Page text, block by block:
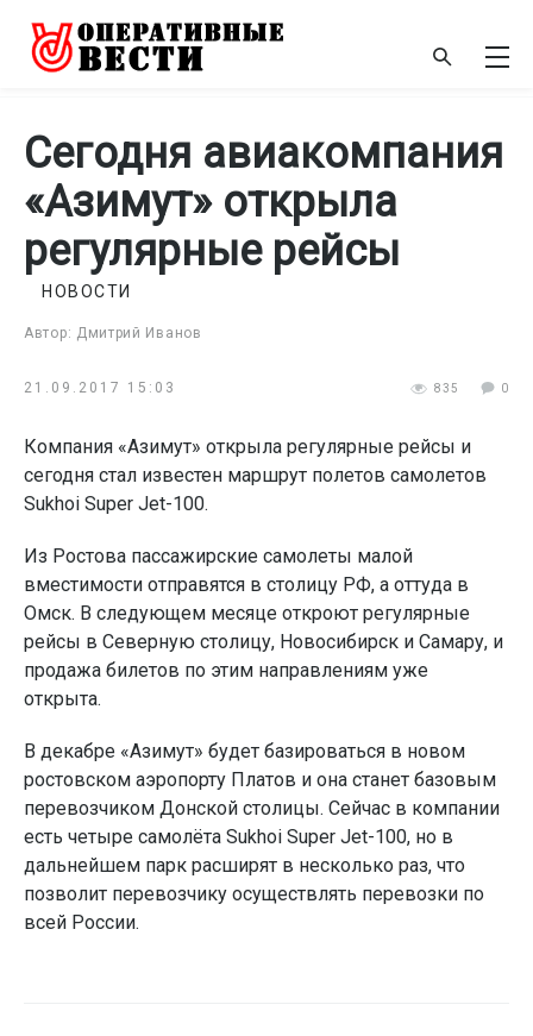
Сегодня авиакомпания
«Азимут» открыла
регулярные рейсы
Автор: Дмитрий Иванов
НОВОСТИ
21.09.2017 15:03 835 0
Компания «Азимут» открыла регулярные рейсы и
сегодня стал известен маршрут полетов самолетов
Sukhoi Super Jet-100.
Из Ростова пассажирские самолеты малой
вместимости отправятся в столицу РФ, а оттуда в
Омск. В следующем месяце откроют регулярные
рейсы в Северную столицу, Новосибирск и Самару, и
продажа билетов по этим направлениям уже
открыта.
В декабре «Азимут» будет базироваться в новом
ростовском аэропорту Платов и она станет базовым
перевозчиком Донской столицы. Сейчас в компании
есть четыре самолёта Sukhoi Super Jet-100, но в
дальнейшем парк расширят в несколько раз, что
позволит перевозчику осуществлять перевозки по
всей России.